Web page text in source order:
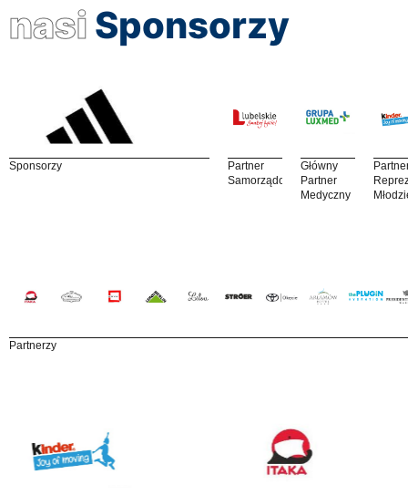
nasi Sponsorzy
Sponsorzy
Partner
Samorządowy
Główny
Partner
Medyczny
Partnerzy